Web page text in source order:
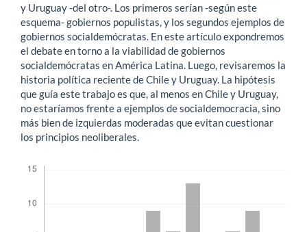
y Uruguay -del otro-. Los primeros serían -según este
esquema- gobiernos populistas, y los segundos ejemplos de
gobiernos socialdemócratas. En este artículo expondremos
el debate en torno a la viabilidad de gobiernos
socialdemócratas en América Latina. Luego, revisaremos la
historia política reciente de Chile y Uruguay. La hipótesis
que guía este trabajo es que, al menos en Chile y Uruguay,
no estaríamos frente a ejemplos de socialdemocracia, sino
más bien de izquierdas moderadas que evitan cuestionar
los principios neoliberales.